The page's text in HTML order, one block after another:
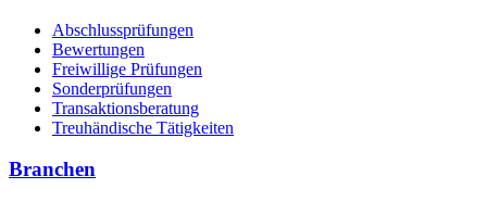
Abschlussprüfungen
Bewertungen
Freiwillige Prüfungen
Sonderprüfungen
Transaktionsberatung
Treuhändische Tätigkeiten
Branchen